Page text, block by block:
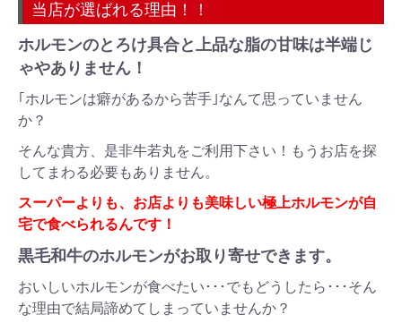
当店が選ばれる理由！！
ホルモンのとろけ具合と上品な脂の甘味は半端じ
ゃやありません！
｢ホルモンは癖があるから苦手｣なんて思っていません
か？
そんな貴方、是非牛若丸をご利用下さい！もうお店を探
してまわる必要もありません。
スーパーよりも、お店よりも美味しい極上ホルモンが自
宅で食べられるんです！
黒毛和牛のホルモンがお取り寄せできます。
おいしいホルモンが食べたい･･･でもどうしたら･･･そん
な理由で結局諦めてしまっていませんか？